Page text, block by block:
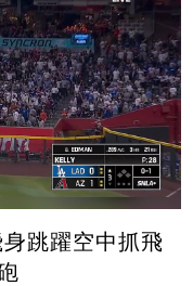
跳躍空中抓飛